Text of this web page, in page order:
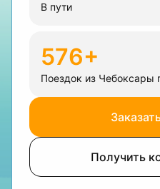
В пути
576+
Поездок из Чебоксары
Получить